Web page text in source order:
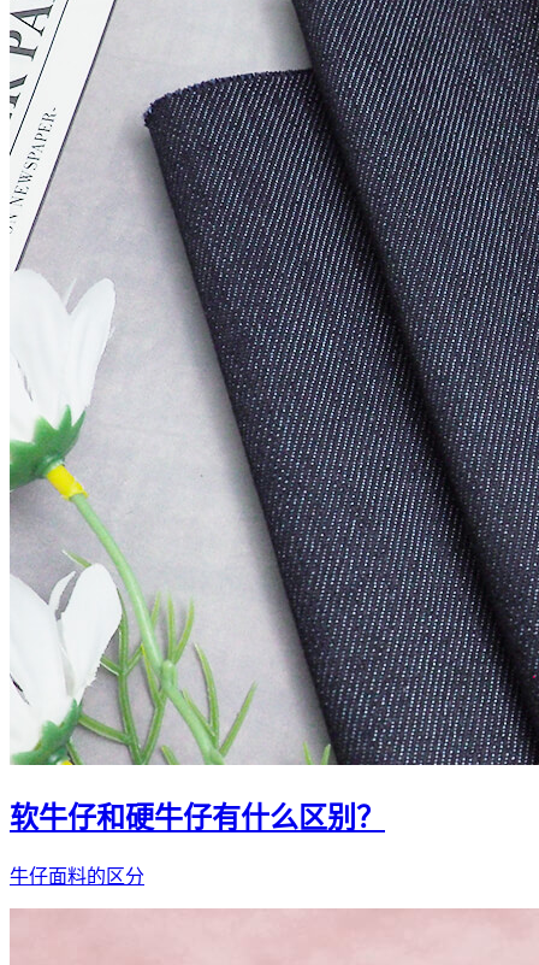
软牛仔和硬牛仔有什么区别？
牛仔面料的区分